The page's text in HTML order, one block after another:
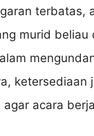
terbatas,
murid beliau
ketersediaan
acara